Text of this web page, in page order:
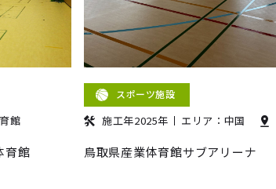
館
育館
スポーツ施設
施工年2025年 エリア：中国
鳥取県産業体育館サブアリーナ